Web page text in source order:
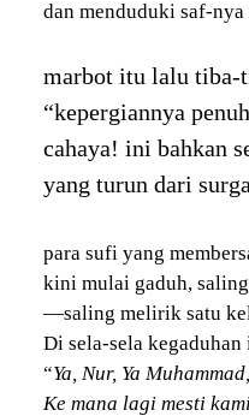
dan menduduki saf-
marbot itu lalu tiba-
“kepergiannya penuh
cahaya! ini bahkan
yang turun dari
para sufi yang
kini mulai gaduh,
—saling melirik satu
Di sela-sela
“Ya, Nur, Ya
Ke mana lagi mesti